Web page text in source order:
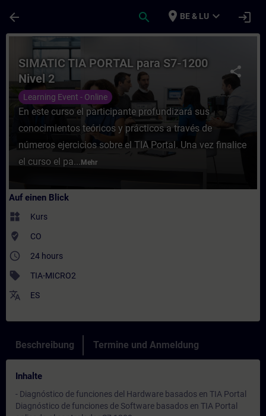
arrow_back search place BE & LU expand_more login
Kurs - SIMATIC TIA PORTAL para S7-
share
SIMATIC TIA PORTAL para S7-1200
Nivel 2
Learning Event - Online
En este curso el participante profundizará sus
conocimientos teóricos y prácticos a través de
números ejercicios sobre el TIA Portal. Una vez finalice
el curso el pa... Mehr
Auf einen Blick
widgets Kurs
where_to_vote CO
access_time 24 hours
sell TIA-MICRO2
translate ES
Beschreibung Termine und Anmeldung
Inhalte
- Diagnóstico de funciones del Hardware basados en TIA Portal
Diagnóstico de funciones de Software basados en TIA Portal